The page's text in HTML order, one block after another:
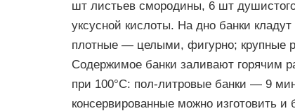
шт листьев смородины, 6 шт
уксусной кислоты. На дно банки
плотные — целыми, фигурно; крупные
Содержимое банки заливают горячим
при 100°С: пол-литровые банки — 9
консервированные можно изготовить